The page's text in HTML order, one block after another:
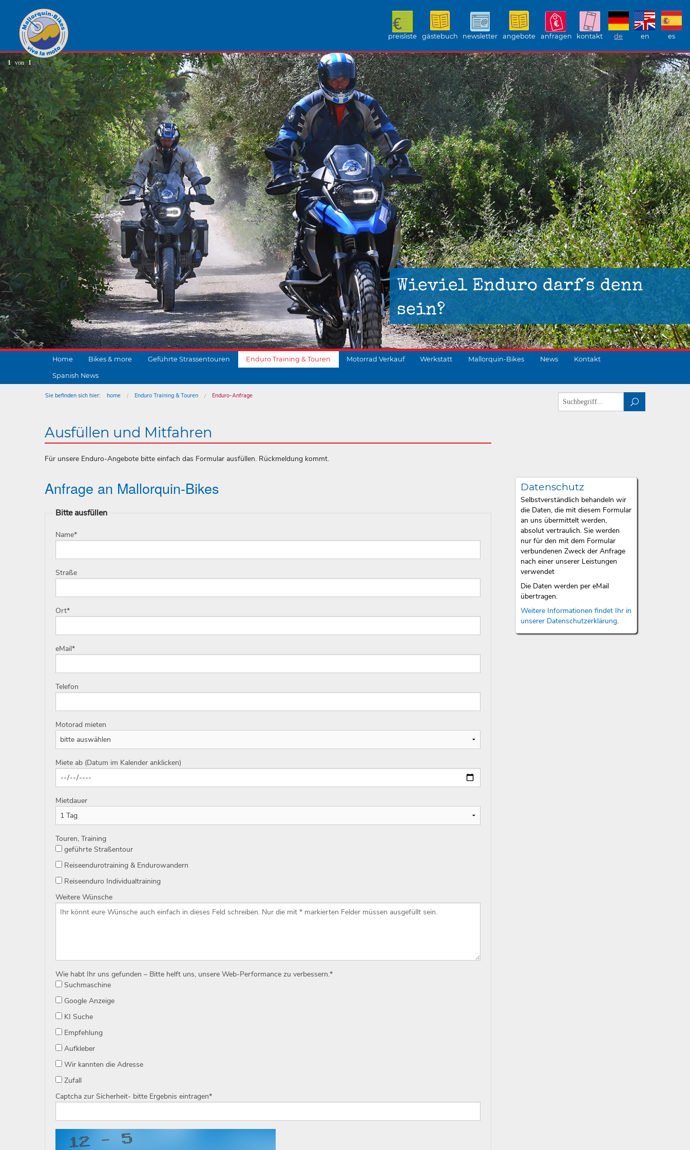
preisliste gästebuch newsletter angebote anfragen kontakt de en es
Wieviel Enduro darf´s denn
sein?
1 von 1
Home Bikes & more Geführte Strassentouren Enduro Training & Touren Motorrad Verkauf Werkstatt Mallorquin-Bikes News Kontakt
Spanish News
Sie befinden sich hier: home Enduro Training & Touren
Enduro-Anfrage
Datenschutz
Selbstverständlich behandeln wir
die Daten, die mit diesem Formular
an uns übermittelt werden,
absolut vertraulich. Sie werden
nur für den mit dem Formular
verbundenen Zweck der Anfrage
nach einer unserer Leistungen
verwendet
Die Daten werden per eMail
übertragen.
Weitere Informationen findet Ihr in
unserer Datenschutzerklärung.
Ausfüllen und Mitfahren
Für unsere Enduro-Angebote bitte einfach das Formular ausfüllen. Rückmeldung kommt.
Anfrage an Mallorquin-Bikes
Bitte ausfüllen
Name*
Straße
Ort*
eMail*
Telefon
Motorad mieten
Miete ab (Datum im Kalender anklicken)
Mietdauer
Touren, Training
geführte Straßentour
Reiseendurotraining & Endurowandern
Reiseenduro Individualtraining
Weitere Wünsche
Wie habt Ihr uns gefunden – Bitte helft uns, unsere Web-Performance zu verbessern.*
Suchmaschine
Google Anzeige
KI Suche
Empfehlung
Aufkleber
Wir kannten die Adresse
Zufall
Captcha zur Sicherheit- bitte Ergebnis eintragen*